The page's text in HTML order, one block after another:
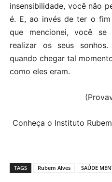
insensibilidade, você não
é. E, ao invés de ter o
que mencionei, você se
realizar os seus sonhos.
quando chegar tal
como eles eram.
Conheça o Instituto
TAGS Rubem Alves SAÚDE